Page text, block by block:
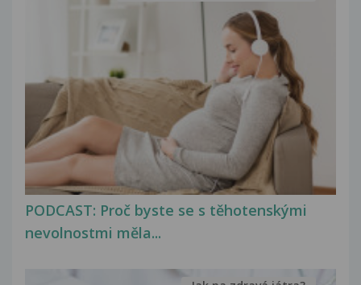
PODCAST: Proč byste se s těhotenskými
nevolnostmi měla...